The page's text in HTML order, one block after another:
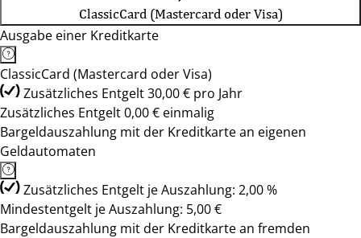
ClassicCard (Mastercard oder Visa)
Ausgabe einer Kreditkarte
ClassicCard (Mastercard oder Visa)
Zusätzliches Entgelt 30,00 € pro Jahr
Zusätzliches Entgelt 0,00 € einmalig
Bargeldauszahlung mit der Kreditkarte an eigenen
Geldautomaten
Zusätzliches Entgelt je Auszahlung: 2,00 %
Mindestentgelt je Auszahlung: 5,00 €
Bargeldauszahlung mit der Kreditkarte an fremden